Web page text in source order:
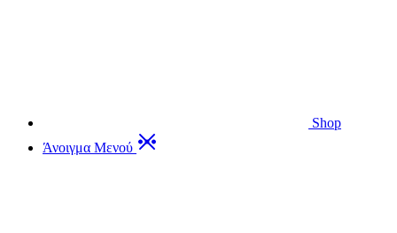
Shop
Άνοιγμα Μενού